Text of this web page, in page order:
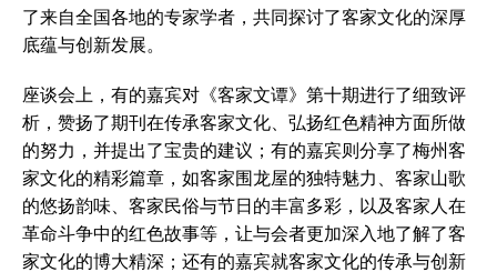
了来自全国各地的专家学者，共同探讨了客家文化的深厚
底蕴与创新发展。
座谈会上，有的嘉宾对《客家文谭》第十期进行了细致评
析，赞扬了期刊在传承客家文化、弘扬红色精神方面所做
的努力，并提出了宝贵的建议；有的嘉宾则分享了梅州客
家文化的精彩篇章，如客家围龙屋的独特魅力、客家山歌
的悠扬韵味、客家民俗与节日的丰富多彩，以及客家人在
革命斗争中的红色故事等，让与会者更加深入地了解了客
家文化的博大精深；还有的嘉宾就客家文化的传承与创新